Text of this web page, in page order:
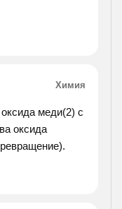
Химия
меди(2) с
оксида